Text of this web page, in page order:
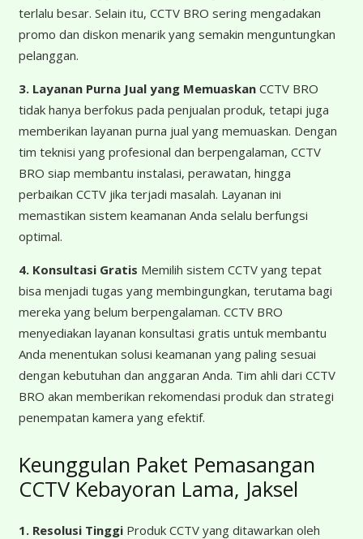
terlalu besar. Selain itu, CCTV BRO sering mengadakan
promo dan diskon menarik yang semakin menguntungkan
pelanggan.
3. Layanan Purna Jual yang MemuaskanCCTV BRO
tidak hanya berfokus pada penjualan produk, tetapi juga
memberikan layanan purna jual yang memuaskan. Dengan
tim teknisi yang profesional dan berpengalaman, CCTV
BRO siap membantu instalasi, perawatan, hingga
perbaikan CCTV jika terjadi masalah. Layanan ini
memastikan sistem keamanan Anda selalu berfungsi
optimal.
4. Konsultasi Gratis Memilih sistem CCTV yang tepat
bisa menjadi tugas yang membingungkan, terutama bagi
mereka yang belum berpengalaman. CCTV BRO
menyediakan layanan konsultasi gratis untuk membantu
Anda menentukan solusi keamanan yang paling sesuai
dengan kebutuhan dan anggaran Anda. Tim ahli dari CCTV
BRO akan memberikan rekomendasi produk dan strategi
penempatan kamera yang efektif.
Keunggulan Paket Pemasangan
CCTV Kebayoran Lama, Jaksel
1. Resolusi TinggiProduk CCTV yang ditawarkan oleh